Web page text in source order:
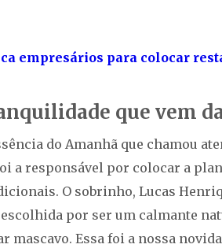
empresários para colocar
que vem
do Amanhã que chamou
a responsável por colocar a
O sobrinho, Lucas
por ser um calmante
mascavo. Essa foi a nossa